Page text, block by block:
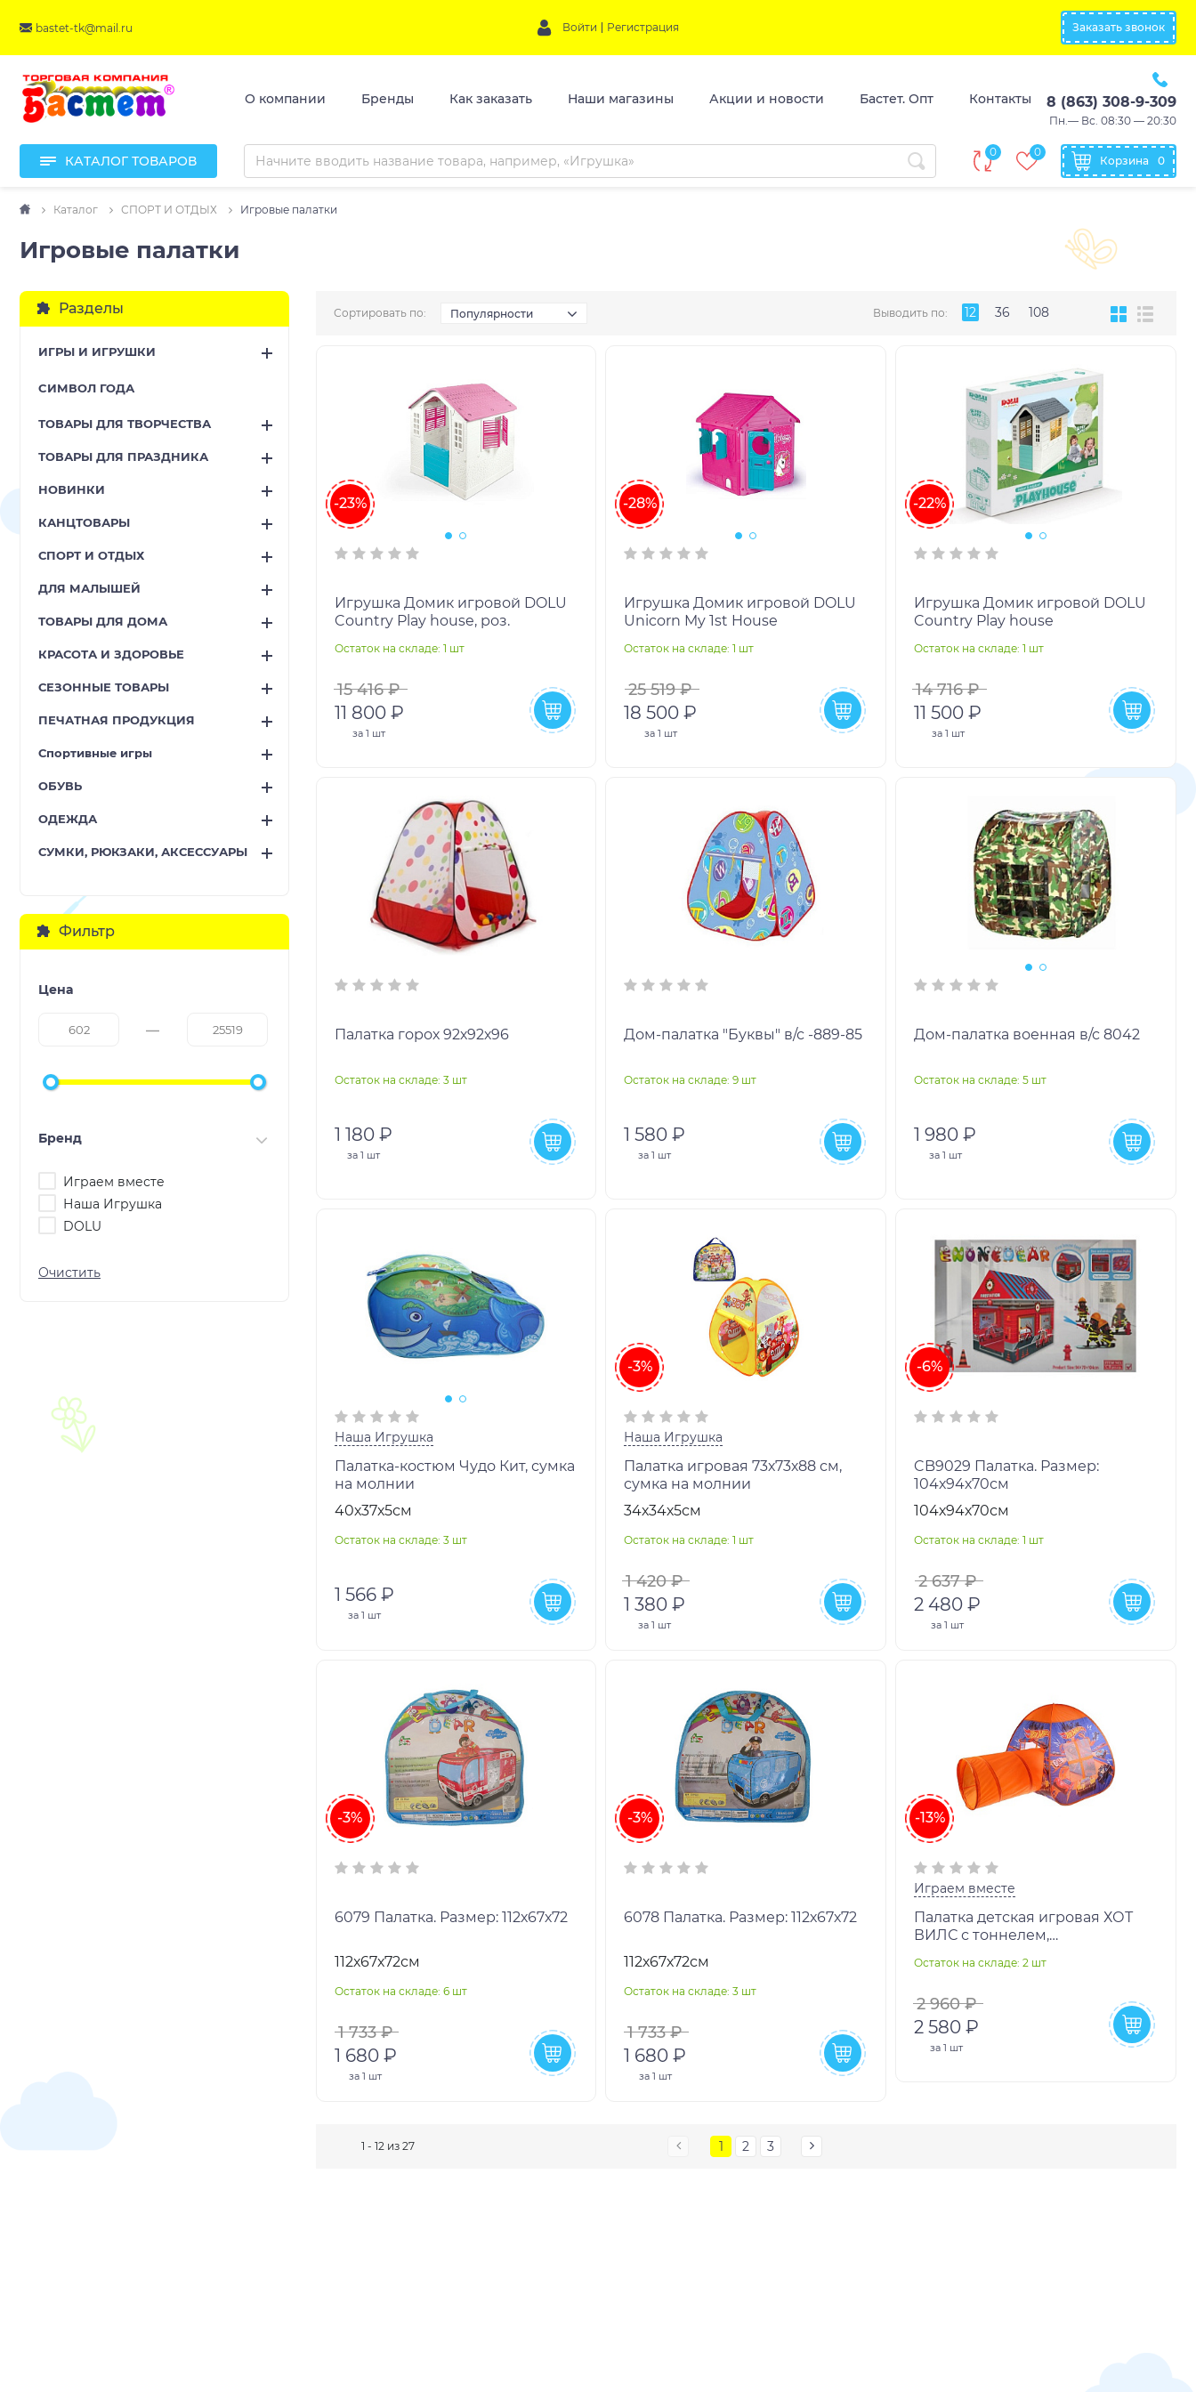
bastet-tk@mail.ru Войти Регистрация Заказать звонок
О компании Бренды Как заказать Наши магазины Акции и новости Бастет. Опт Контакты 8 (863) 308-9-309
Пн.— Вс. 08:30 — 20:30
КАТАЛОГ ТОВАРОВ
0 0
Корзина 0
Каталог СПОРТ И ОТДЫХ Игровые палатки
Игровые палатки
Разделы
ИГРЫ И ИГРУШКИ
CИМВОЛ ГОДА
ТОВАРЫ ДЛЯ ТВОРЧЕСТВА
ТОВАРЫ ДЛЯ ПРАЗДНИКА
НОВИНКИ
КАНЦТОВАРЫ
СПОРТ И ОТДЫХ
ДЛЯ МАЛЫШЕЙ
ТОВАРЫ ДЛЯ ДОМА
КРАСОТА И ЗДОРОВЬЕ
СЕЗОННЫЕ ТОВАРЫ
ПЕЧАТНАЯ ПРОДУКЦИЯ
Спортивные игры
ОБУВЬ
ОДЕЖДА
СУМКИ, РЮКЗАКИ, АКСЕССУАРЫ
Фильтр
Цена
Бренд
Играем вместе
Наша Игрушка
DOLU
Сортировать по: Популярности Выводить по: 12 36 108
-23%
Игрушка Домик игровой DOLU
Country Play house, роз.
Остаток на складе: 1 шт
15 416 ₽
11 800 ₽
за 1 шт
-28%
Игрушка Домик игровой DOLU
Unicorn My 1st House
Остаток на складе: 1 шт
25 519 ₽
18 500 ₽
за 1 шт
-22%
Игрушка Домик игровой DOLU
Country Play house
Остаток на складе: 1 шт
14 716 ₽
11 500 ₽
за 1 шт
Палатка горох 92х92х96
Остаток на складе: 3 шт
1 180 ₽
за 1 шт
Дом-палатка "Буквы" в/с -889-85
Остаток на складе: 9 шт
1 580 ₽
за1 шт
Дом-палатка военная в/с 8042
Остаток на складе: 5 шт
1 980 ₽
за 1 шт
Наша Игрушка
Палатка-костюм Чудо Кит, сумка
на молнии
40х37х5см
Остаток на складе: 3 шт
1 566 ₽
за 1 шт
-3%
Наша Игрушка
Палатка игровая 73х73х88 см,
сумка на молнии
34х34х5см
Остаток на складе: 1 шт
1 420 ₽
1 380 ₽
за1 шт
-6%
CB9029 Палатка. Размер:
104х94х70см
104х94х70см
Остаток на складе: 1 шт
2 637 ₽
2 480 ₽
за1 шт
-3%
6079 Палатка. Размер: 112х67х72
112х67х72см
Остаток на складе: 6 шт
1 733 ₽
1 680 ₽
за 1 шт
-3%
6078 Палатка. Размер: 112х67х72
112х67х72см
Остаток на складе: 3 шт
1 733 ₽
1 680 ₽
за 1 шт
-13%
Играем вместе
Палатка детская игровая ХОТ
ВИЛС с тоннелем,
Играем вместе в кор.10шт
Остаток на складе: 2 шт
2 960 ₽
2 580 ₽
за1 шт
1 2 3
1 - 12 из 27